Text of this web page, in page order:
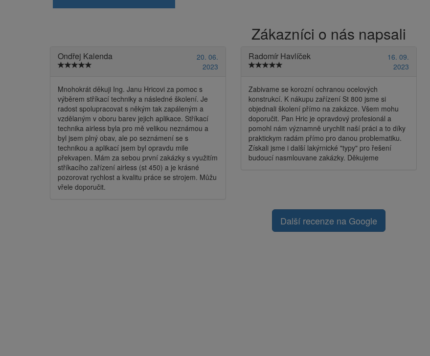
Zákazníci o nás napsali
Ondřej Kalenda
20. 06.
2023
Mnohokrát děkuji Ing. Janu Hricovi za pomoc s
výběrem stříkací techniky a následné školení. Je
radost spolupracovat s někým tak zapáleným a
vzdělaným v oboru barev jejich aplikace. Stříkací
technika airless byla pro mě velikou neznámou a
byl jsem plný obav, ale po seznámení se s
technikou a aplikací jsem byl opravdu mile
překvapen. Mám za sebou první zakázky s využitím
stříkacího zařízení airless (st 450) a je krásné
pozorovat rychlost a kvalitu práce se strojem. Můžu
vřele doporučit.
Radomír Havlíček
16. 09.
2023
Zabivame se korozní ochranou ocelových
konstrukcí. K nákupu zařízení St 800 jsme si
objednali školení přímo na zakázce. Všem mohu
doporučit. Pan Hric je opravdový profesionál a
pomohl nám významně urychlit naší práci a to díky
praktickym radám přímo pro danou problematiku.
Získali jsme i další lakýrnické "typy" pro řešení
budoucí nasmlouvane zakázky. Děkujeme
Další recenze na Google